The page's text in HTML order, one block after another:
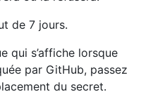
de 7 jours.
qui s’affiche lorsque
par GitHub, passez
du secret.